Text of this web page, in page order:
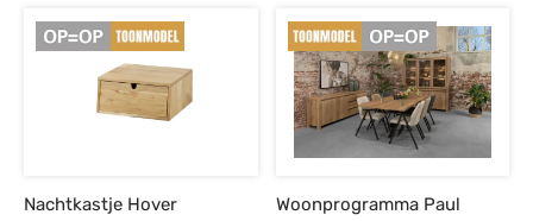
€169,-.
prijs was:
€125,-.
Nachtkastje Hover Woonprogramma Paul